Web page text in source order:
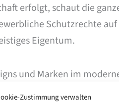
Zustimmung verwalten
erfolgt, schaut die
Schutzrechte
Eigentum.
und Marken im